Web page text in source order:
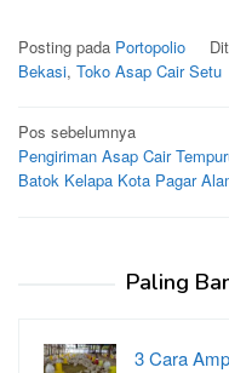
Posting pada Portopolio
Bekasi, Toko Asap Cair Setu
Navigasi
pos
Pos sebelumnya
Pengiriman Asap Cair
Batok Kelapa Kota Pagar
Paling
3 Cara